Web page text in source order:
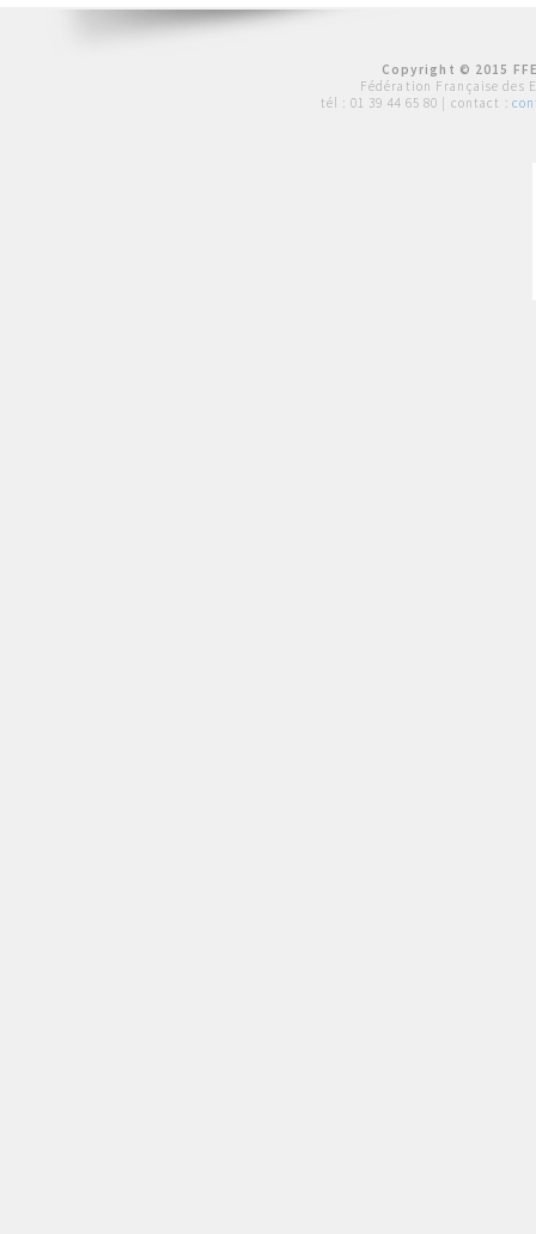
Copyright © 2015
Fédération Française des
tél : 01 39 44 65 80 | contact :